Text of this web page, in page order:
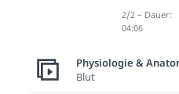
Menschen.
hast, kann
sagen. Oft
nämlich
2/2 – Dauer:
04:06
Physiologie &
Blut